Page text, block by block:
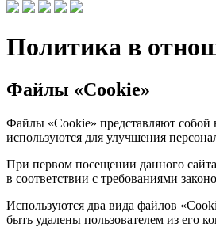
Политика в
Файлы «Cookie»
Файлы «Cookie» представляют
используются для улучшения
При первом посещении данного
в соответствии с требованиями
Используются два вида файлов
быть удалены пользователем из его